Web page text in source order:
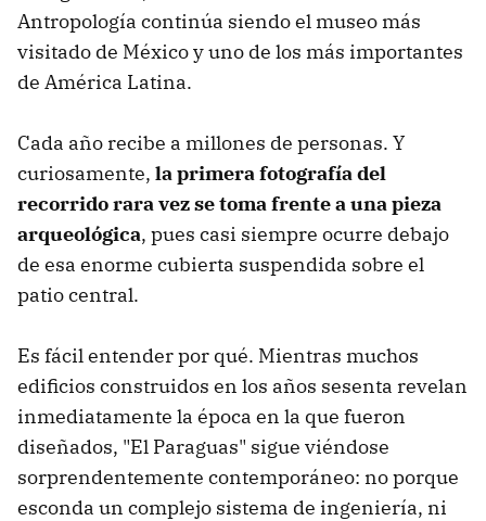
Antropología continúa siendo el museo más
visitado de México y uno de los más importantes
de América Latina.
Cada año recibe a millones de personas. Y
curiosamente, la primera fotografía del
recorrido rara vez se toma frente a una pieza
arqueológica, pues casi siempre ocurre debajo
de esa enorme cubierta suspendida sobre el
patio central.
Es fácil entender por qué. Mientras muchos
edificios construidos en los años sesenta revelan
inmediatamente la época en la que fueron
diseñados, "El Paraguas" sigue viéndose
sorprendentemente contemporáneo: no porque
esconda un complejo sistema de ingeniería, ni